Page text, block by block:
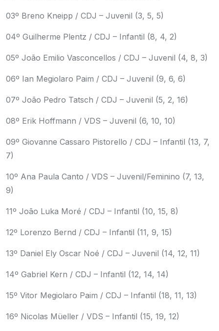
03º Breno Kneipp / CDJ – Juvenil (3, 5, 5)
04º Guilherme Plentz / CDJ – Infantil (8, 4, 2)
05º João Emilio Vasconcellos / CDJ – Juvenil (4, 8, 3)
06º Ian Megiolaro Paim / CDJ – Juvenil (9, 6, 6)
07º João Pedro Tatsch / CDJ – Juvenil (5, 2, 16)
08º Erik Hoffmann / VDS – Juvenil (6, 10, 10)
09º Giovanne Cassaro Pistorello / CDJ – Infantil (13, 7,
7)
10º Ana Paula Canto / VDS – Juvenil/Feminino (7, 13,
9)
11º João Luka Moré / CDJ – Infantil (10, 15, 8)
12º Lorenzo Bernd / CDJ – Infantil (11, 9, 15)
13º Daniel Ely Oscar Noé / CDJ – Juvenil (14, 12, 11)
14º Gabriel Kern / CDJ – Infantil (12, 14, 14)
15º Vitor Megiolaro Paim / CDJ – Infantil (18, 11, 13)
16º Nicolas Müeller / VDS – Infantil (15, 19, 12)